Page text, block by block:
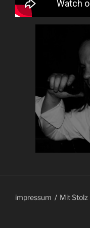
impressum Mit